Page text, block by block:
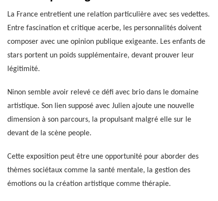
La France entretient une relation particulière avec ses vedettes.
Entre fascination et critique acerbe, les personnalités doivent
composer avec une opinion publique exigeante. Les enfants de
stars portent un poids supplémentaire, devant prouver leur
légitimité.
Ninon semble avoir relevé ce défi avec brio dans le domaine
artistique. Son lien supposé avec Julien ajoute une nouvelle
dimension à son parcours, la propulsant malgré elle sur le
devant de la scène people.
Cette exposition peut être une opportunité pour aborder des
thèmes sociétaux comme la santé mentale, la gestion des
émotions ou la création artistique comme thérapie.